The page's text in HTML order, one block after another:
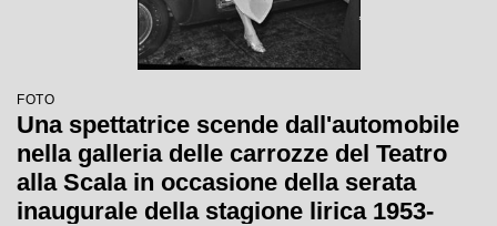
FOTO
Una spettatrice scende dall'automobile
nella galleria delle carrozze del Teatro
alla Scala in occasione della serata
inaugurale della stagione lirica 1953-